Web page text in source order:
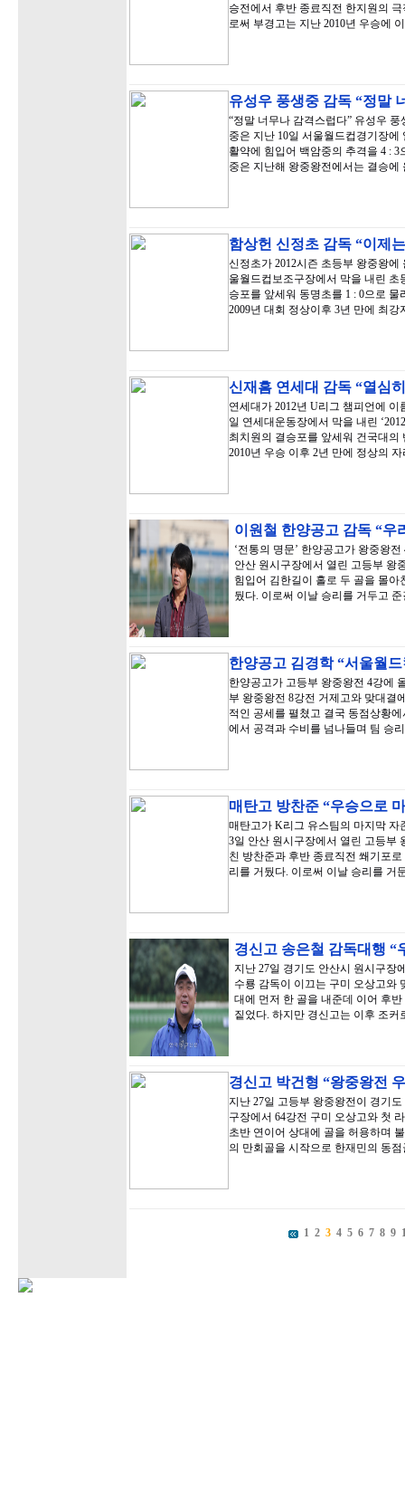
승전에서 후반 종료직전 한지원의
로써 부경고는 지난 2010년 우승에
유성우 풍생중 감독 “정말
“정말 너무나 감격스럽다” 유성우
중은 지난 10일 서울월드컵경기장
활약에 힘입어 백암중의 추격을 4 :
중은 지난해 왕중왕전에서는 결승
함상헌 신정초 감독 “이제
신정초가 2012시즌 초등부 왕중왕
울월드컵보조구장에서 막을 내린
승포를 앞세워 동명초를 1 : 0으로
2009년 대회 정상이후 3년 만에 최
신재흠 연세대 감독 “열심
연세대가 2012년 U리그 챔피언에
일 연세대운동장에서 막을 내린
최치원의 결승포를 앞세워 건국대의
2010년 우승 이후 2년 만에 정상의
이원철 한양공고 감독 “
‘전통의 명문’ 한양공고가 왕중왕
안산 원시구장에서 열린 고등부 왕
힘입어 김한길이 홀로 두 골을 몰
뒀다. 이로써 이날 승리를 거두고
한양공고 김경학 “서울월
한양공고가 고등부 왕중왕전 4강에
부 왕중왕전 8강전 거제고와 맞대결
적인 공세를 펼쳤고 결국 동점상황
에서 공격과 수비를 넘나들며 팀 승
매탄고 방찬준 “우승으로
매탄고가 K리그 유스팀의 마지막 자
3일 안산 원시구장에서 열린 고등부
친 방찬준과 후반 종료직전 쐐기포
리를 거뒀다. 이로써 이날 승리를 거
경신고 송은철 감독대행 “
지난 27일 경기도 안산시 원시구장
수룡 감독이 이끄는 구미 오상고와
대에 먼저 한 골을 내준데 이어 후
짙었다. 하지만 경신고는 이후 조
경신고 박건형 “왕중왕전
지난 27일 고등부 왕중왕전이 경기
구장에서 64강전 구미 오상고와 첫
초반 연이어 상대에 골을 허용하며
의 만회골을 시작으로 한재민의 동
1 2 3 4 5 6 7 8 9